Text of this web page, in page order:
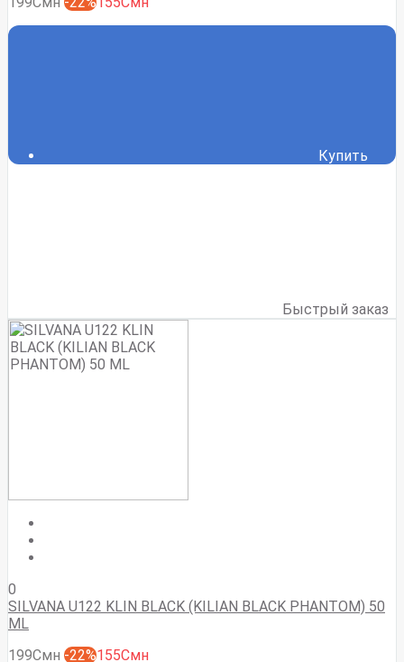
Купить
Быстрый заказ
0
SILVANA U122 KLIN BLACK (KILIAN BLACK PHANTOM) 50
ML
199Смн -22%155Смн